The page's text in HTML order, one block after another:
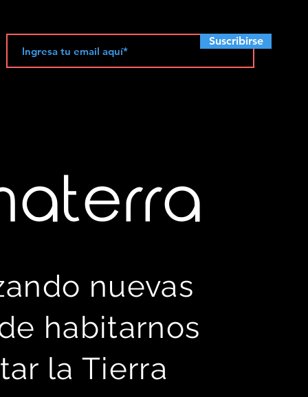
Suscribirse
nuevas
e habitarnos
la Tierra